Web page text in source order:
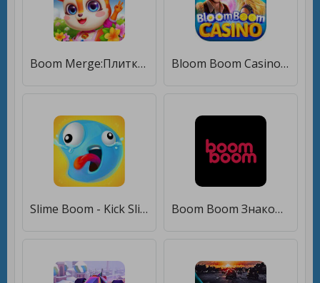
Boom Merge:Плитки матчей [Много монет] Bloom Boom Casino Slots Online [Много монет]
Slime Boom - Kick Slime [Много монет] Boom Boom Знакомства 18+ [Полная версия]